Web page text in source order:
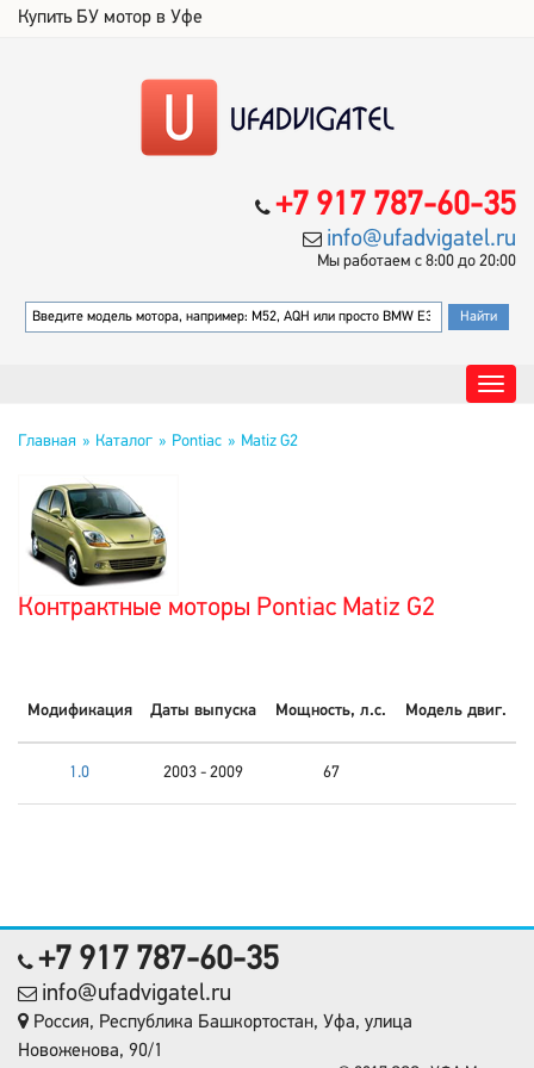
Купить БУ мотор в Уфе
+7 917 787-60-35
info@ufadvigatel.ru
Мы работаем с 8:00 до 20:00
Главная Каталог Pontiac Matiz G2
Контрактные моторы Pontiac Matiz G2
Модификация Даты выпуска Мощность, л.с. Модель двиг.
1.0 2003 - 2009 67
+7 917 787-60-35
info@ufadvigatel.ru
Россия, Республика Башкортостан, Уфа, улица
Новоженова, 90/1